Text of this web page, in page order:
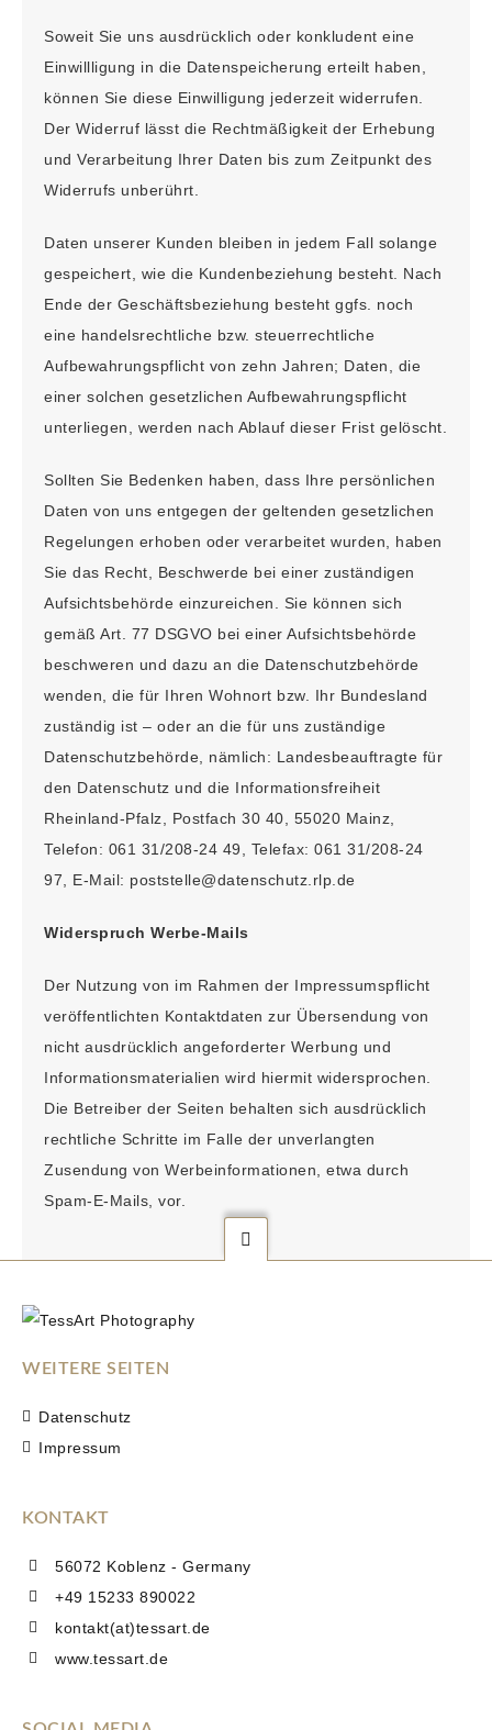
Soweit Sie uns ausdrücklich oder konkludent eine
Einwillligung in die Datenspeicherung erteilt haben,
können Sie diese Einwilligung jederzeit widerrufen.
Der Widerruf lässt die Rechtmäßigkeit der Erhebung
und Verarbeitung Ihrer Daten bis zum Zeitpunkt des
Widerrufs unberührt.
Daten unserer Kunden bleiben in jedem Fall solange
gespeichert, wie die Kundenbeziehung besteht. Nach
Ende der Geschäftsbeziehung besteht ggfs. noch
eine handelsrechtliche bzw. steuerrechtliche
Aufbewahrungspflicht von zehn Jahren; Daten, die
einer solchen gesetzlichen Aufbewahrungspflicht
unterliegen, werden nach Ablauf dieser Frist gelöscht.
Sollten Sie Bedenken haben, dass Ihre persönlichen
Daten von uns entgegen der geltenden gesetzlichen
Regelungen erhoben oder verarbeitet wurden, haben
Sie das Recht, Beschwerde bei einer zuständigen
Aufsichtsbehörde einzureichen. Sie können sich
gemäß Art. 77 DSGVO bei einer Aufsichtsbehörde
beschweren und dazu an die Datenschutzbehörde
wenden, die für Ihren Wohnort bzw. Ihr Bundesland
zuständig ist – oder an die für uns zuständige
Datenschutzbehörde, nämlich: Landesbeauftragte für
den Datenschutz und die Informationsfreiheit
Rheinland-Pfalz, Postfach 30 40, 55020 Mainz,
Telefon: 061 31/208-24 49, Telefax: 061 31/208-24
97, E-Mail: poststelle@datenschutz.rlp.de
Widerspruch Werbe-Mails
Der Nutzung von im Rahmen der Impressumspflicht
veröffentlichten Kontaktdaten zur Übersendung von
nicht ausdrücklich angeforderter Werbung und
Informationsmaterialien wird hiermit widersprochen.
Die Betreiber der Seiten behalten sich ausdrücklich
rechtliche Schritte im Falle der unverlangten
Zusendung von Werbeinformationen, etwa durch
Spam-E-Mails, vor.
WEITERE SEITEN
Datenschutz
Impressum
KONTAKT
56072 Koblenz - Germany
+49 15233 890022
kontakt(at)tessart.de
www.tessart.de